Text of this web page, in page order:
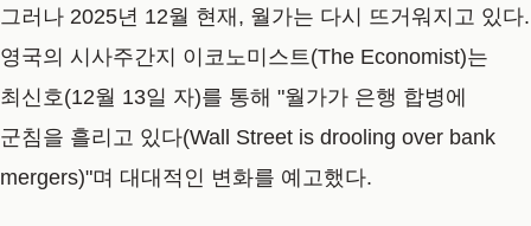
그러나 2025년 12월 현재, 월가는 다시 뜨거워지고 있다.
영국의 시사주간지 이코노미스트(The Economist)는
최신호(12월 13일 자)를 통해 "월가가 은행 합병에
군침을 흘리고 있다(Wall Street is drooling over bank
mergers)"며 대대적인 변화를 예고했다.